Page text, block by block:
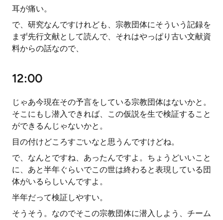
耳が痛い。
で、研究なんですけれども、宗教団体にそういう記録を
まず先行文献として読んで、それはやっぱり古い文献資
料からの話なので、
12:00
じゃあ今現在その予言をしている宗教団体はないかと。
そこにもし潜入できれば、この仮説を生で検証すること
ができるんじゃないかと。
目の付けどころすごいなと思うんですけどね。
で、なんとですね、あったんですよ。ちょうどいいこと
に、あと半年ぐらいでこの世は終わると表現している団
体がいるらしいんですよ。
半年だって検証しやすい。
そうそう。なのでそこの宗教団体に潜入しよう、チーム